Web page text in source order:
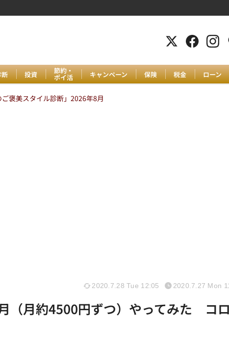
投資 節約・
ポイ活 キャンペーン 保険 税金 ローン
褒美スタイル診断」2026年8月
（月約4500円ずつ）やってみた コ
2020.7.28 Tue 12:05 2020.7.27 Mon